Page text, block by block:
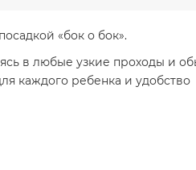
«бок о бок».
в любые узкие проходы и
каждого ребенка и удобство